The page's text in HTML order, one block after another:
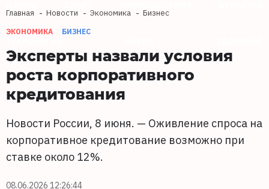
Главная Новости Экономика Бизнес
ЭКОНОМИКА БИЗНЕС
Эксперты назвали условия
роста корпоративного
кредитования
Новости России, 8 июня. — Оживление спроса на
корпоративное кредитование возможно при
ставке около 12%.
08.06.2026 12:26:44